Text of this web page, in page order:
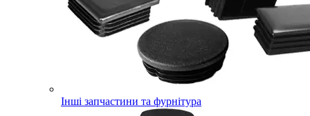
Інші запчастини та фурнітура